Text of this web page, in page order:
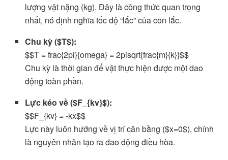
lượng vật nặng (kg). Đây là công thức quan trọng
nhất, nó định nghĩa tốc độ “lắc” của con lắc.
Chu kỳ ($T$):
$$T = frac{2pi}{omega} = 2pisqrt{frac{m}{k}}$$
Chu kỳ là thời gian để vật thực hiện được một dao
động toàn phần.
Lực kéo về ($F_{kv}$):
$$F_{kv} = -kx$$
Lực này luôn hướng về vị trí cân bằng ($x=0$), chính
là nguyên nhân tạo ra dao động điều hòa.